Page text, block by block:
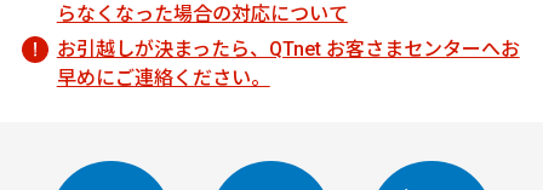
らなくなった場合の対応について
お引越しが決まったら、QTnet お客さまセンターへお
早めにご連絡ください。